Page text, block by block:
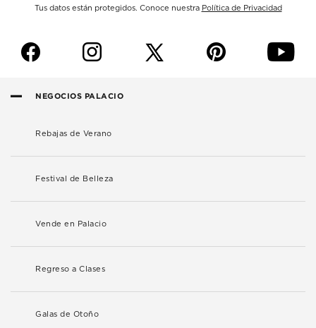
Tus datos están protegidos. Conoce nuestra Política de Privacidad
f i p y
NEGOCIOS PALACIO
Rebajas de Verano
Festival de Belleza
Vende en Palacio
Regreso a Clases
Galas de Otoño